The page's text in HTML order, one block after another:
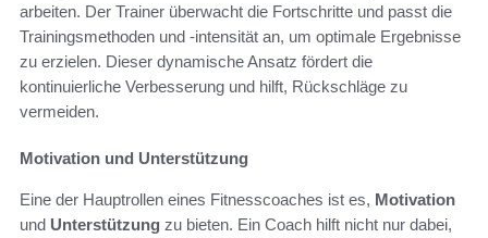
arbeiten. Der Trainer überwacht die Fortschritte und passt die
Trainingsmethoden und -intensität an, um optimale Ergebnisse
zu erzielen. Dieser dynamische Ansatz fördert die
kontinuierliche Verbesserung und hilft, Rückschläge zu
vermeiden.
Motivation und Unterstützung
Eine der Hauptrollen eines Fitnesscoaches ist es, Motivation
und Unterstützung zu bieten. Ein Coach hilft nicht nur dabei,